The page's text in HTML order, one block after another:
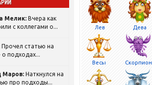
Мелик: Вчера как
с коллегами о...
Прочел статью на
о подходах...
Маров: Наткнулся на
про подходы...
Лев Дева
Весы Скорпион